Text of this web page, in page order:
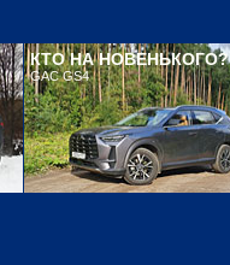
КТО НА НОВЕНЬКОГО?
GAC GS4